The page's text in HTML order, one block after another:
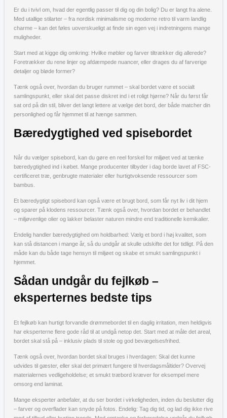
Er du i tvivl om, hvad der egentlig passer til dig og din bolig? Du er langt fra alene.
Med utallige stilarter – fra nordisk minimalisme og moderne retro til varm landlig
charme – kan det føles uoverskueligt at finde sin egen vej i indretningens mange
muligheder.
Start med at kigge dig omkring: Hvilke møbler og farver tiltrækker dig allerede?
Foretrækker du rene linjer og afdæmpede nuancer, eller drages du af farverige
detaljer og bløde former?
Tænk også over, hvordan du bruger rummet – skal bordet være et socialt
samlingspunkt, eller skal det passe diskret ind i et roligt hjørne? Når du først får
sat ord på din stil, bliver det langt lettere at vælge det bord, der både matcher din
personlighed og får hjemmet til at hænge sammen.
Bæredygtighed ved spisebordet
Når du vælger spisebord, kan du gøre en reel forskel for miljøet ved at tænke
bæredygtighed ind i købet. Mange producenter tilbyder i dag borde lavet af FSC-
certificeret træ, genbrugte materialer eller hurtigtvoksende ressourcer som
bambus.
Et bæredygtigt spisebord kan også være et brugt bord, som får nyt liv i dit hjem
og sparer på klodens ressourcer. Tænk også over, hvordan bordet er behandlet
– miljøvenlige olier og lakker belaster naturen mindre end traditionelle kemikalier.
Endelig handler bæredygtighed om holdbarhed: Vælg et bord i høj kvalitet, som
kan stå distancen i mange år, så du undgår at skulle udskifte det for tidligt. På den
måde kan du både tage hensyn til miljøet og skabe et smukt samlingspunkt i
hjemmet.
Sådan undgår du fejlkøb –
eksperternes bedste tips
Et fejlkøb kan hurtigt forvandle drømmebordet til en daglig irritation, men heldigvis
har eksperterne flere gode råd til at undgå netop det. Start med at måle det areal,
bordet skal stå på – inklusiv plads til stole og god bevægelsesfrihed.
Tænk også over, hvordan bordet skal bruges i hverdagen: Skal det kunne
udvides til gæster, eller skal det primært fungere til hverdagsmåltider? Overvej
materialernes vedligeholdelse; et smukt træbord kræver for eksempel mere
omsorg end laminat.
Mange eksperter anbefaler, at du ser bordet i virkeligheden, inden du beslutter dig
– farver og overflader kan snyde på fotos. Endelig: Tag dig tid, og lad dig ikke rive